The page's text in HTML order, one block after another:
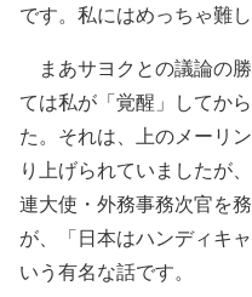
です。私にはめっちゃ難し
まあサヨクとの議論の
ては私が「覚醒」してか
た。それは、上のメーリ
り上げられていましたが
連大使・外務事務次官を
が、「日本はハンディキ
いう有名な話です。